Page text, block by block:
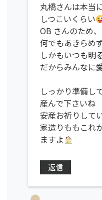
丸橋さんは本当
しつこいくらい
OB さんのため
何でもあきらめ
しかもいつも明
だからみんなに
しっかり準備し
産んで下さいね
安産お祈りして
家造りももこれ
ますよ
返信